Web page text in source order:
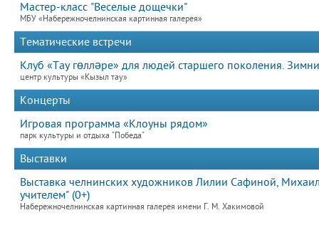
Мастер-класс "Веселые дощечки"
МБУ «Набережночелнинская картинная галерея»
Тематические встречи
Клуб «Тау гөлләре» для людей старшего поколения.
центр культуры «Кызыл тау»
Концерты
Игровая программа «Клоуны рядом»
парк культуры и отдыха "Победа"
Выставки
Выставка челнинских художников Лилии Сафиной,
учителем" (0+)
Набережночелнинская картинная галерея имени Г. М. Хакимовой